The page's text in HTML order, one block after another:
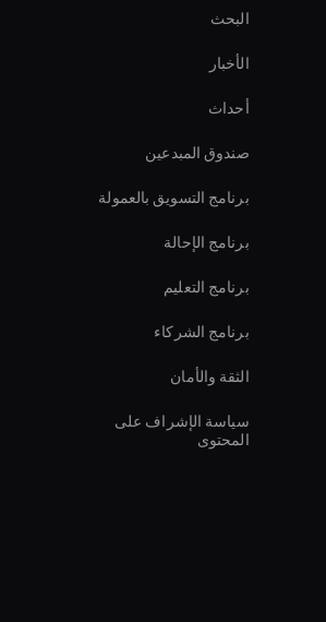
البحث
الأخبار
أحداث
صندوق المبدعين
برنامج التسويق بالعمولة
برنامج الإحالة
برنامج التعليم
برنامج الشركاء
الثقة والأمان
سياسة الإشراف على
المحتوى